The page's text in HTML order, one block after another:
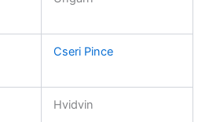
Cseri Pince
Hvidvin